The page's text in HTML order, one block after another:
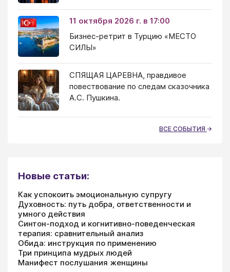
11 октября 2026 г. в 17:00
Бизнес-ретрит в Турцию «МЕСТО
СИЛЫ»
СПЯЩАЯ ЦАРЕВНА, правдивое
повествование по следам сказочника
А.С. Пушкина.
ВСЕ СОБЫТИЯ
Новые статьи:
Как успокоить эмоциональную супругу
Духовность: путь добра, ответственности и
умного действия
Синтон-подход и когнитивно-поведенческая
терапия: сравнительный анализ
Обида: инструкция по применению
Три принципа мудрых людей
Манифест послушания женщины